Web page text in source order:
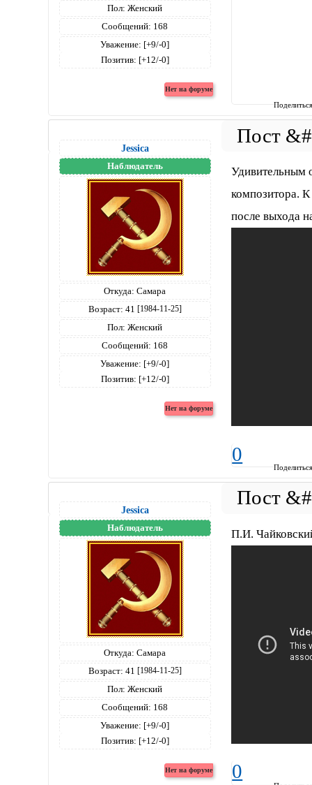
Пол: Женский
Сообщений: 168
Уважение: [+9/-0]
Позитив: [+12/-0]
Jessica
Наблюдатель
Откуда: Самара
Возраст: 41 [1984-11-25]
Пол: Женский
Сообщений: 168
Уважение: [+9/-0]
Позитив: [+12/-0]
Удивительным
композитора.
после выхода
0
Jessica
Наблюдатель
Откуда: Самара
Возраст: 41 [1984-11-25]
Пол: Женский
Сообщений: 168
Уважение: [+9/-0]
Позитив: [+12/-0]
П.И.
0